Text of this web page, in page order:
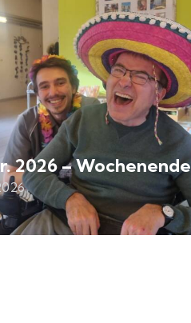
2026 – Wochenende